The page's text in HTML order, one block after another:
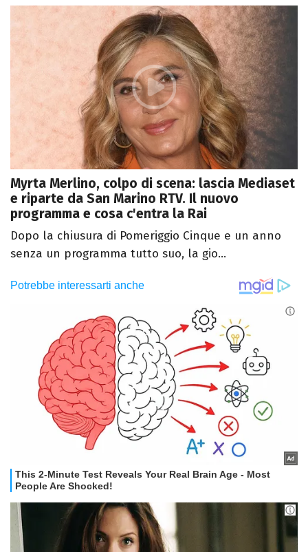
Myrta Merlino, colpo di scena: lascia Mediaset
e riparte da San Marino RTV. Il nuovo
programma e cosa c'entra la Rai
Dopo la chiusura di Pomeriggio Cinque e un anno
senza un programma tutto suo, la gio...